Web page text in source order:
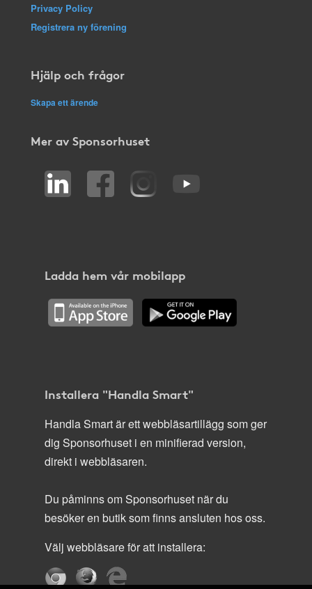
Privacy Policy
Registrera ny förening
Hjälp och frågor
Skapa ett ärende
Mer av Sponsorhuset
Ladda hem vår mobilapp
Installera "Handla Smart"
Handla Smart är ett webbläsartillägg som ger
dig Sponsorhuset i en minifierad version,
direkt i webbläsaren.
Du påminns om Sponsorhuset när du
besöker en butik som finns ansluten hos oss.
Välj webbläsare för att installera: